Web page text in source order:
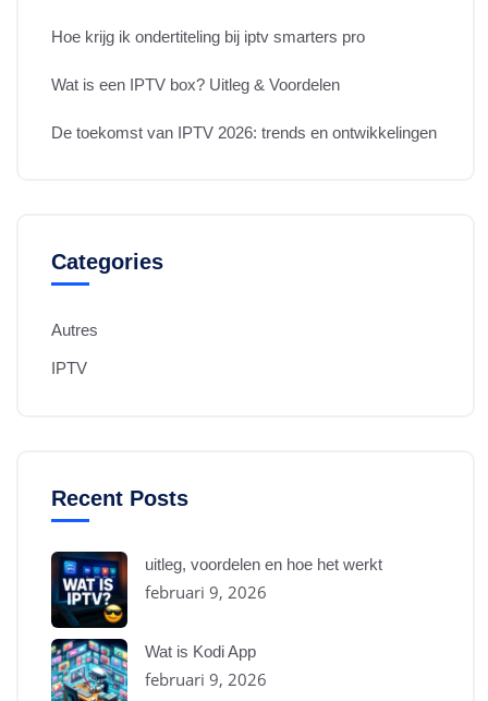
Hoe krijg ik ondertiteling bij iptv smarters pro
Wat is een IPTV box? Uitleg & Voordelen
De toekomst van IPTV 2026: trends en ontwikkelingen
Categories
Autres
IPTV
Recent Posts
uitleg, voordelen en hoe het werkt
februari 9, 2026
Wat is Kodi App
februari 9, 2026